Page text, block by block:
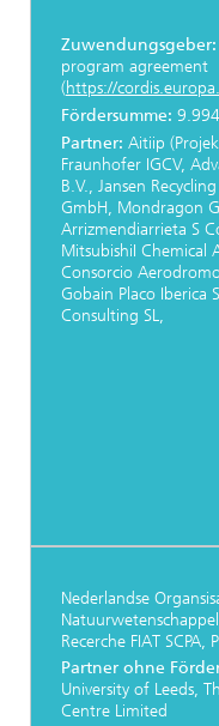
Zuwendungsgeber:
program agreement
(https://
Fördersumme:
Partner: Aitiip
Fraunhofer IGCV,
B.V., Jansen
GmbH, Mondragon
Arrizmendiarrieta S
MitsubishiI Chemical
Consorcio
Gobain Placo Iberica
Consulting SL,
Nederlandse
Recerche FIAT SCPA,
Partner ohne
University of Leeds,
Centre Limited